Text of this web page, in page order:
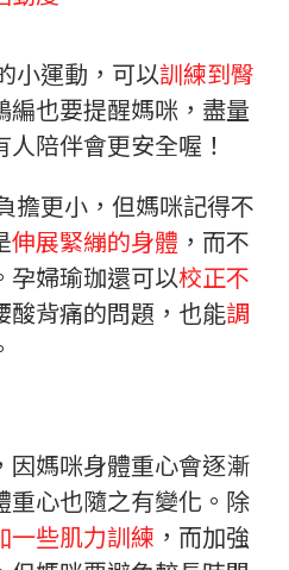
小運動，可以訓練到臀
編也要提醒媽咪，盡量
人陪伴會更安全喔！
擔更小，但媽咪記得不
伸展緊繃的身體 ，而不
孕婦瑜珈還可以校正不
酸背痛的問題，也能調
因媽咪身體重心會逐漸
重心也隨之有變化。除
一些肌力訓練 ，而加強